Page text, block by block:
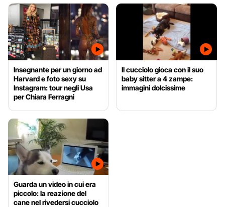
Insegnante per un giorno ad
Harvard e foto sexy su
Instagram: tour negli Usa
per Chiara Ferragni
Il cucciolo gioca con il suo
baby sitter a 4 zampe:
immagini dolcissime
Guarda un video in cui era
piccolo: la reazione del
cane nel rivedersi cucciolo